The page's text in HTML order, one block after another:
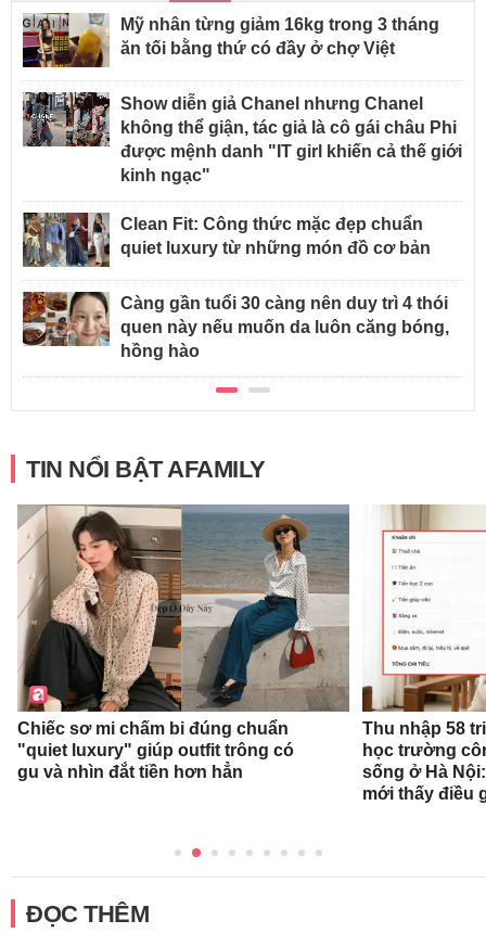
Mỹ nhân từng giảm 16kg trong 3 tháng
ăn tối bằng thứ có đầy ở chợ Việt
Show diễn giả Chanel nhưng Chanel
không thể giận, tác giả là cô gái châu Phi
được mệnh danh "IT girl khiến cả thế giới
kinh ngạc"
Clean Fit: Công thức mặc đẹp chuẩn
quiet luxury từ những món đồ cơ bản
Càng gần tuổi 30 càng nên duy trì 4 thói
quen này nếu muốn da luôn căng bóng,
hồng hào
TIN NỔI BẬT AFAMILY
Chiếc sơ mi chấm bi đúng chuẩn
"quiet luxury" giúp outfit trông có
gu và nhìn đắt tiền hơn hẳn
Thu nhập 58
học trường
sống ở Hà
mới thấy điều
ĐỌC THÊM